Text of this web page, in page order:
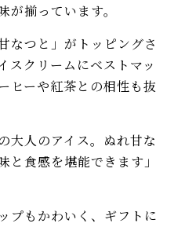
が揃っています。
なつと」がトッピングさ
スクリームにベストマッ
ヒーや紅茶との相性も抜
大人のアイス。ぬれ甘な
と食感を堪能できます」
プもかわいく、ギフトに